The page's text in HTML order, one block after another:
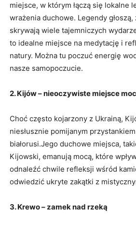
miejsce, w którym łączą się lokalne
⁤wrażenia duchowe. Legendy
skrywają wiele‍ tajemniczych
to idealne miejsce na medytację ‍i
natury.‌ Można tu poczuć energię
nasze samopoczucie.
2. Kijów – nieoczywiste miejsce
Choć często kojarzony z Ukrainą,
niesłusznie pomijanym
białorusi.Jego duchowe miejsca,
Kijowski, emanują mocą,⁣ które
⁣odnaleźć chwile⁤ refleksji wśród
odwiedzić ukryte ​zakątki z
3. Krewo ⁢– zamek​ nad⁣ rzeką